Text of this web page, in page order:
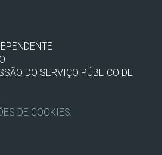
DO SERVIÇO PÚBLICO DE
DE COOKIES